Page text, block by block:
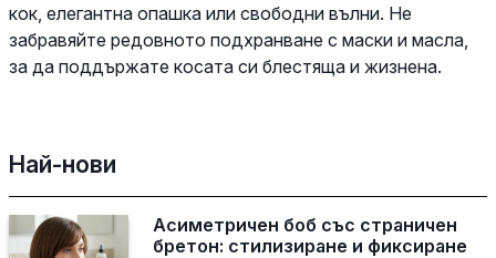
кок, елегантна опашка или свободни вълни. Не
забравяйте редовното подхранване с маски и масла,
за да поддържате косата си блестяща и жизнена.
Най-нови
Асиметричен боб със страничен
бретон: стилизиране и фиксиране